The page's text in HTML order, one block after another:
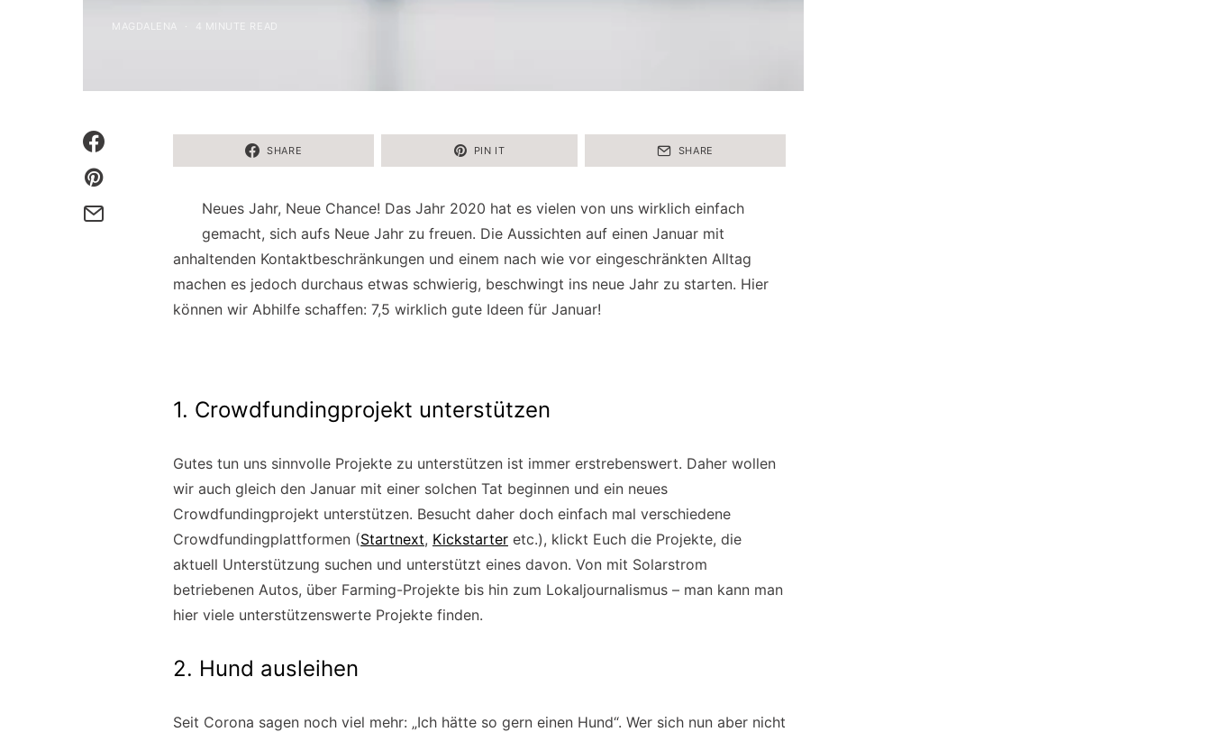
MAGDALENA 4 MINUTE READ
SHARE PIN IT SHARE
Neues Jahr, Neue Chance! Das Jahr 2020 hat es vielen von uns wirklich einfach
gemacht, sich aufs Neue Jahr zu freuen. Die Aussichten auf einen Januar mit
anhaltenden Kontaktbeschränkungen und einem nach wie vor eingeschränkten Alltag
machen es jedoch durchaus etwas schwierig, beschwingt ins neue Jahr zu starten. Hier
können wir Abhilfe schaffen: 7,5 wirklich gute Ideen für Januar!
1. Crowdfundingprojekt unterstützen
Gutes tun uns sinnvolle Projekte zu unterstützen ist immer erstrebenswert. Daher wollen
wir auch gleich den Januar mit einer solchen Tat beginnen und ein neues
Crowdfundingprojekt unterstützen. Besucht daher doch einfach mal verschiedene
Crowdfundingplattformen (Startnext, Kickstarter etc.), klickt Euch die Projekte, die
aktuell Unterstützung suchen und unterstützt eines davon. Von mit Solarstrom
betriebenen Autos, über Farming-Projekte bis hin zum Lokaljournalismus – man kann man
hier viele unterstützenswerte Projekte finden.
2. Hund ausleihen
Seit Corona sagen noch viel mehr: „Ich hätte so gern einen Hund“. Wer sich nun aber nicht